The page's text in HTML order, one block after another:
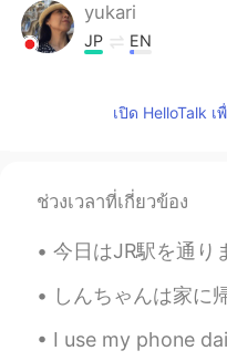
yukari
JP EN
getting hungry!
初めてのバーベ
初めてバーベ
を焼いたので、
yuki
เปิด HelloTalk
ช่วงเวลาที่เกี่ยวข้อง
今日はJR駅を通りました（冗談だよ！シンガポールのJRレールカフェです😬😉） カレ
しんちゃんは家に帰ったとき、いつも「おかえり」と言ってい
I use my phone daily, but sometimes it’s